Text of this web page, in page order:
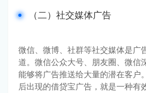
（二）社交媒体广告
微信、微博、社群等社交媒体是广
道。微信公众大号、朋友圈、微信
能够将广告推送给大量的潜在客户
后出现的借贷宝广告，就是一种有